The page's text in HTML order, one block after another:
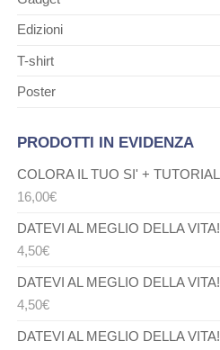
Edizioni
T-shirt
Poster
PRODOTTI IN EVIDENZA
COLORA IL TUO SI' + TUTORIAL
16,00€
DATEVI AL MEGLIO DELLA VITA!
4,50€
DATEVI AL MEGLIO DELLA VITA!
4,50€
DATEVI AL MEGLIO DELLA VITA!